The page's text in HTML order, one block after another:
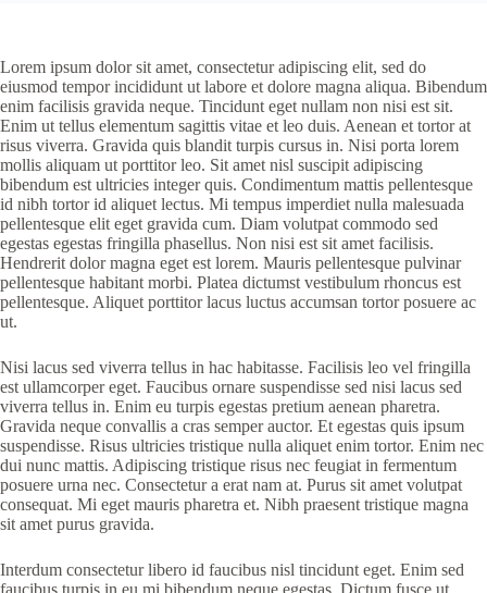
Lorem ipsum dolor sit amet, consectetur adipiscing elit, sed do
eiusmod tempor incididunt ut labore et dolore magna aliqua. Bibendum
enim facilisis gravida neque. Tincidunt eget nullam non nisi est sit.
Enim ut tellus elementum sagittis vitae et leo duis. Aenean et tortor at
risus viverra. Gravida quis blandit turpis cursus in. Nisi porta lorem
mollis aliquam ut porttitor leo. Sit amet nisl suscipit adipiscing
bibendum est ultricies integer quis. Condimentum mattis pellentesque
id nibh tortor id aliquet lectus. Mi tempus imperdiet nulla malesuada
pellentesque elit eget gravida cum. Diam volutpat commodo sed
egestas egestas fringilla phasellus. Non nisi est sit amet facilisis.
Hendrerit dolor magna eget est lorem. Mauris pellentesque pulvinar
pellentesque habitant morbi. Platea dictumst vestibulum rhoncus est
pellentesque. Aliquet porttitor lacus luctus accumsan tortor posuere ac
ut.
Nisi lacus sed viverra tellus in hac habitasse. Facilisis leo vel fringilla
est ullamcorper eget. Faucibus ornare suspendisse sed nisi lacus sed
viverra tellus in. Enim eu turpis egestas pretium aenean pharetra.
Gravida neque convallis a cras semper auctor. Et egestas quis ipsum
suspendisse. Risus ultricies tristique nulla aliquet enim tortor. Enim nec
dui nunc mattis. Adipiscing tristique risus nec feugiat in fermentum
posuere urna nec. Consectetur a erat nam at. Purus sit amet volutpat
consequat. Mi eget mauris pharetra et. Nibh praesent tristique magna
sit amet purus gravida.
Interdum consectetur libero id faucibus nisl tincidunt eget. Enim sed
faucibus turpis in eu mi bibendum neque egestas. Dictum fusce ut